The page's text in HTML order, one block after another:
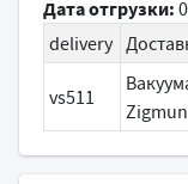
Дата отгрузки:
delivery
vs511